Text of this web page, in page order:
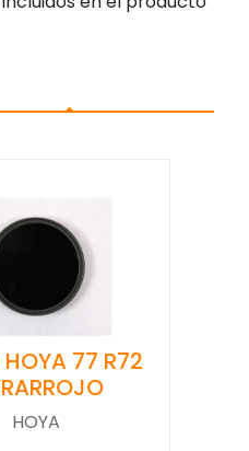
HOYA 77 R72
HOYA